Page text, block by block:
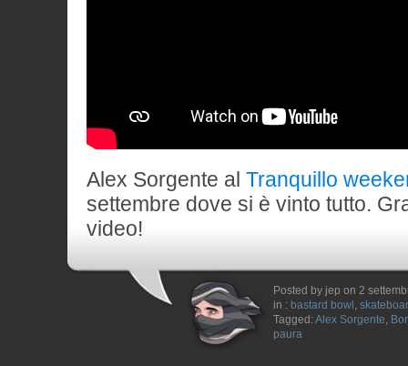
Alex Sorgente al Tranquillo
settembre dove si è vinto tutto.
video!
Posted by jep on 2
in : bastard bowl ,
Tagged: Alex Sorgente,
paura